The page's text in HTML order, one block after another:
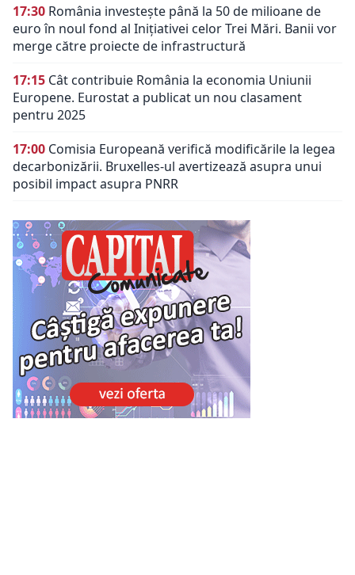
17:30 România investește până la 50 de milioane de
euro în noul fond al Inițiativei celor Trei Mări. Banii vor
merge către proiecte de infrastructură
17:15 Cât contribuie România la economia Uniunii
Europene. Eurostat a publicat un nou clasament
pentru 2025
17:00 Comisia Europeană verifică modificările la legea
decarbonizării. Bruxelles-ul avertizează asupra unui
posibil impact asupra PNRR